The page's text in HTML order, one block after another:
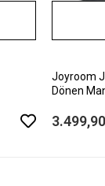
Joyroom
Dönen